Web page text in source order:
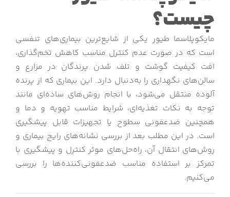
چیست؟
مایکوپلاسما طیور یکی از شایع‌ترین بیماری‌های تنفسی
است که در صورت عدم کنترل مناسب کاهش تخم‌گذاری،
افت کیفیت گوشت و تلف شدن پرندگان در مزارع و
سالن‌های نگهداری را به‌دنبال دارد. این بیماری که از پرنده
آلوده منتقل می‌شود، با انجام روش‌های ساده‌ای مانند
توجه به نکات تغذیه‌ای، شرایط مناسب تهویه و دما و
همچنین ضدعفونی‌ سطوح یا تجهیزات قابل پیشگیری
است. در این مطلب بعد از بررسی نشانه‌های رایج بیماری و
روش‌های انتقال آن، راه‌حل‌های موثر کنترل و پیشگیری با
تمرکز بر استفاده مناسب ضدعفونی‌کننده‌ها را بررسی
می‌کنیم.